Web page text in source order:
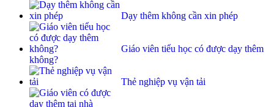
Dạy thêm không cần xin phép
Giáo viên tiểu học có được dạy thêm
không?
Thẻ nghiệp vụ vận tải